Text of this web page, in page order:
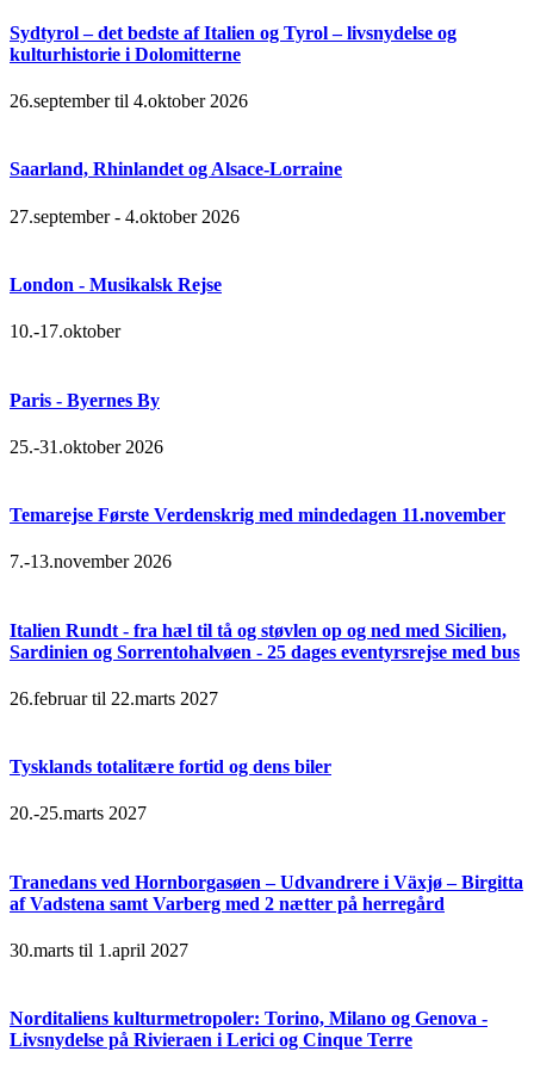
Sydtyrol – det bedste af Italien og Tyrol – livsnydelse og
kulturhistorie i Dolomitterne
26.september til 4.oktober 2026
Saarland, Rhinlandet og Alsace-Lorraine
27.september - 4.oktober 2026
London - Musikalsk Rejse
10.-17.oktober
Paris - Byernes By
25.-31.oktober 2026
Temarejse Første Verdenskrig med mindedagen 11.november
7.-13.november 2026
Italien Rundt - fra hæl til tå og støvlen op og ned med Sicilien,
Sardinien og Sorrentohalvøen - 25 dages eventyrsrejse med bus
26.februar til 22.marts 2027
Tysklands totalitære fortid og dens biler
20.-25.marts 2027
Tranedans ved Hornborgasøen – Udvandrere i Växjø – Birgitta
af Vadstena samt Varberg med 2 nætter på herregård
30.marts til 1.april 2027
Norditaliens kulturmetropoler: Torino, Milano og Genova -
Livsnydelse på Rivieraen i Lerici og Cinque Terre